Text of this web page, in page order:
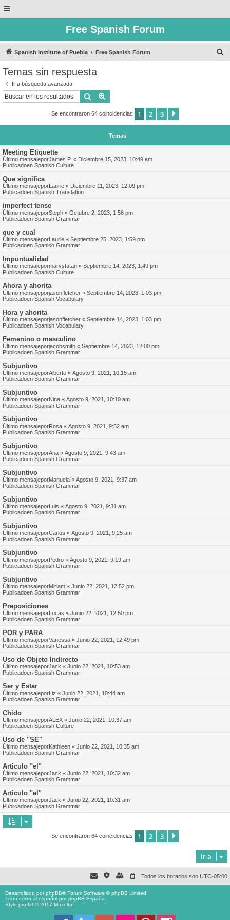
Free Spanish Forum
Spanish Institute of Puebla Free Spanish Forum
Temas sin respuesta
Ir a búsqueda avanzada
Buscar
Se encontraron 64 coincidencias 1 2 3
Temas
Meeting Etiquette
Último mensajeporJames P. « Diciembre 15, 2023, 10:49 am
Publicadoen Spanish Culture
Que significa
Último mensajeporLaurie « Diciembre 11, 2023, 12:09 pm
Publicadoen Spanish Translation
imperfect tense
Último mensajeporSteph « Octubre 2, 2023, 1:56 pm
Publicadoen Spanish Grammar
que y cual
Último mensajeporLaurie « Septiembre 25, 2023, 1:59 pm
Publicadoen Spanish Grammar
Impuntualidad
Último mensajepormarystatan « Septiembre 14, 2023, 1:49 pm
Publicadoen Spanish Culture
Ahora y ahorita
Último mensajeporjasonfletcher « Septiembre 14, 2023, 1:03 pm
Publicadoen Spanish Vocabulary
Hora y ahorita
Último mensajeporjasonfletcher « Septiembre 14, 2023, 1:03 pm
Publicadoen Spanish Vocabulary
Femenino o masculino
Último mensajeporjacobsmith « Septiembre 14, 2023, 12:00 pm
Publicadoen Spanish Grammar
Subjuntivo
Último mensajeporAlberto « Agosto 9, 2021, 10:15 am
Publicadoen Spanish Grammar
Subjuntivo
Último mensajeporNina « Agosto 9, 2021, 10:10 am
Publicadoen Spanish Grammar
Subjuntivo
Último mensajeporRosa « Agosto 9, 2021, 9:52 am
Publicadoen Spanish Grammar
Subjuntivo
Último mensajeporAna « Agosto 9, 2021, 9:43 am
Publicadoen Spanish Grammar
Subjuntivo
Último mensajeporManuela « Agosto 9, 2021, 9:37 am
Publicadoen Spanish Grammar
Subjuntivo
Último mensajeporLuis « Agosto 9, 2021, 9:31 am
Publicadoen Spanish Grammar
Subjuntivo
Último mensajeporCarlos « Agosto 9, 2021, 9:25 am
Publicadoen Spanish Grammar
Subjuntivo
Último mensajeporPedro « Agosto 9, 2021, 9:19 am
Publicadoen Spanish Grammar
Subjuntivo
Último mensajeporMiriam « Junio 22, 2021, 12:52 pm
Publicadoen Spanish Grammar
Preposiciones
Último mensajeporLucas « Junio 22, 2021, 12:50 pm
Publicadoen Spanish Grammar
POR y PARA
Último mensajeporVanessa « Junio 22, 2021, 12:49 pm
Publicadoen Spanish Grammar
Uso de Objeto Indirecto
Último mensajeporJack « Junio 22, 2021, 10:53 am
Publicadoen Spanish Grammar
Ser y Estar
Último mensajeporLiz « Junio 22, 2021, 10:44 am
Publicadoen Spanish Grammar
Chido
Último mensajeporALEX « Junio 22, 2021, 10:37 am
Publicadoen Spanish Culture
Uso de "SE"
Último mensajeporKathleen « Junio 22, 2021, 10:35 am
Publicadoen Spanish Grammar
Articulo "el"
Último mensajeporJack « Junio 22, 2021, 10:32 am
Publicadoen Spanish Grammar
Articulo "el"
Último mensajeporJack « Junio 22, 2021, 10:31 am
Publicadoen Spanish Grammar
Se encontraron 64 coincidencias 1 2 3
Ir a
Todos los horarios son UTC-05:00
Desarrollado porphpBB® Forum Software © phpBB Limited
Traducción al español porphpBB España
Style proflat © 2017 Mazeltof